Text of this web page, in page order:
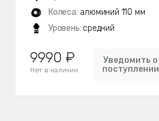
Колеса: алюминий 110 мм
Уровень: средний
9990 ₽
Нет в наличии
Уведомить о
поступлении